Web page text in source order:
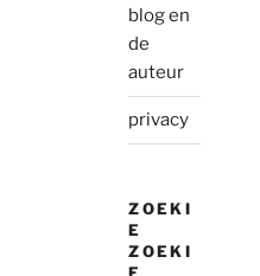
blog en
de
auteur
privacy
ZOEKI
E
ZOEKI
E